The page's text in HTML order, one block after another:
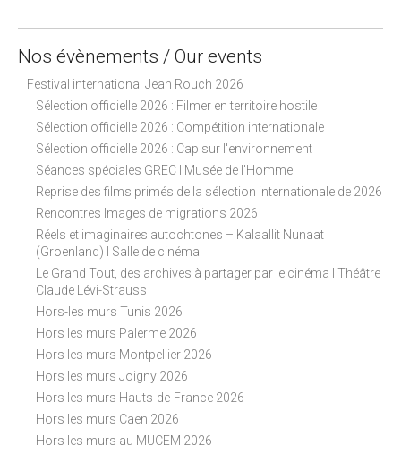
Nos évènements / Our events
Festival international Jean Rouch 2026
Sélection officielle 2026 : Filmer en territoire hostile
Sélection officielle 2026 : Compétition internationale
Sélection officielle 2026 : Cap sur l'environnement
Séances spéciales GREC I Musée de l'Homme
Reprise des films primés de la sélection internationale de 2026
Rencontres Images de migrations 2026
Réels et imaginaires autochtones – Kalaallit Nunaat
(Groenland) I Salle de cinéma
Le Grand Tout, des archives à partager par le cinéma I Théâtre
Claude Lévi-Strauss
Hors-les murs Tunis 2026
Hors les murs Palerme 2026
Hors les murs Montpellier 2026
Hors les murs Joigny 2026
Hors les murs Hauts-de-France 2026
Hors les murs Caen 2026
Hors les murs au MUCEM 2026